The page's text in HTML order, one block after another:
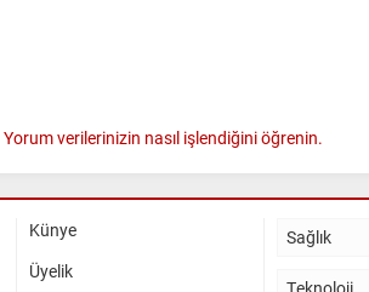
Yorum verilerinizin nasıl işlendiğini öğrenin.
Künye
Üyelik
Sağlık